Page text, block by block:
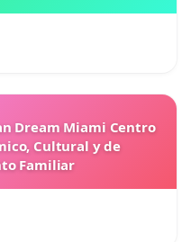
Dream Miami Centro
Cultural y de
Familiar